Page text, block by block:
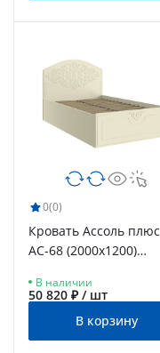
0(0)
Кровать Ассоль плюс
АС-68 (2000х1200)
В наличии
50 820 ₽ / шт
В корзину